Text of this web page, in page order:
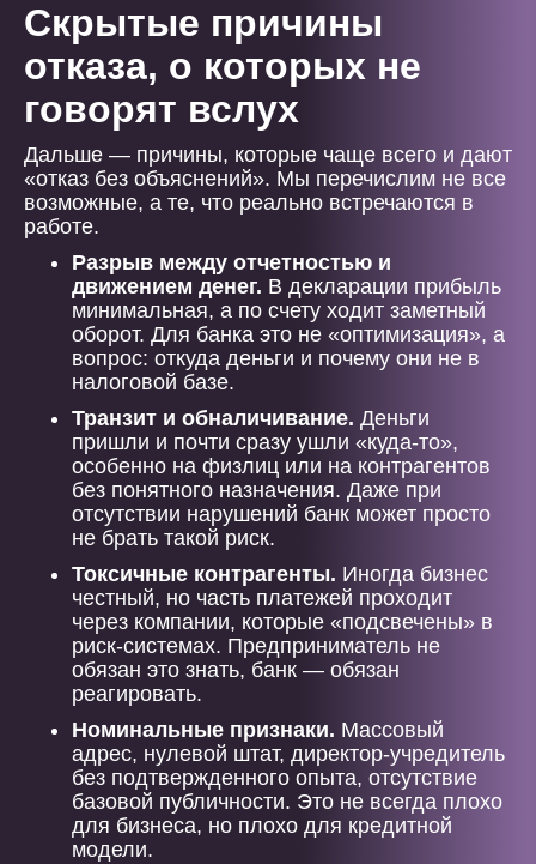
Скрытые причины
отказа, о которых не
говорят вслух
Дальше — причины, которые чаще всего и дают
«отказ без объяснений». Мы перечислим не все
возможные, а те, что реально встречаются в
работе.
Разрыв между отчетностью и
движением денег. В декларации прибыль
минимальная, а по счету ходит заметный
оборот. Для банка это не «оптимизация», а
вопрос: откуда деньги и почему они не в
налоговой базе.
Транзит и обналичивание. Деньги
пришли и почти сразу ушли «куда-то»,
особенно на физлиц или на контрагентов
без понятного назначения. Даже при
отсутствии нарушений банк может просто
не брать такой риск.
Токсичные контрагенты. Иногда бизнес
честный, но часть платежей проходит
через компании, которые «подсвечены» в
риск-системах. Предприниматель не
обязан это знать, банк — обязан
реагировать.
Номинальные признаки. Массовый
адрес, нулевой штат, директор-учредитель
без подтвержденного опыта, отсутствие
базовой публичности. Это не всегда плохо
для бизнеса, но плохо для кредитной
модели.